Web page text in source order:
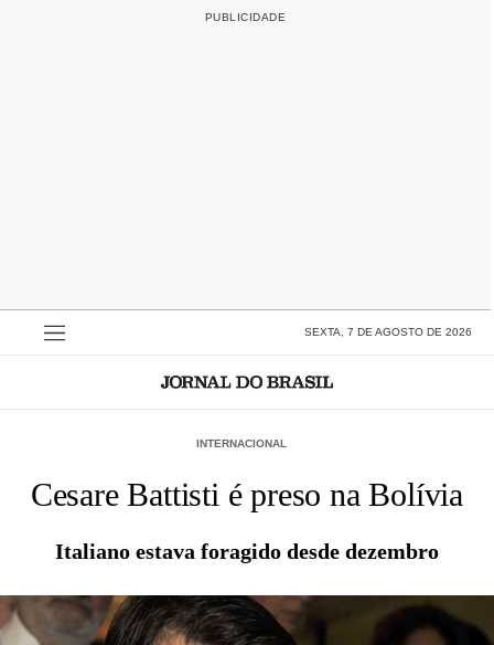
SEXTA, 7 DE AGOSTO DE 2026
INTERNACIONAL
Cesare Battisti é preso na Bolívia
Italiano estava foragido desde dezembro